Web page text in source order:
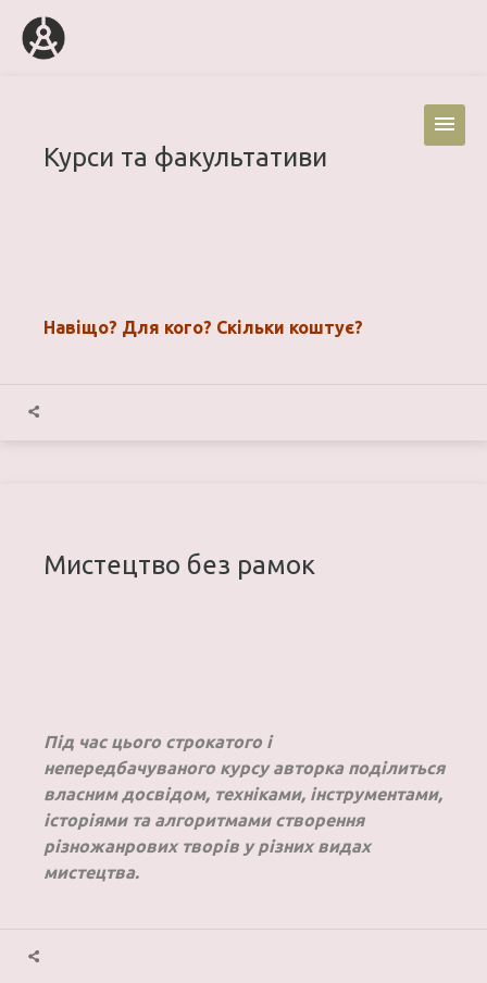
Курси та факультативи
Навіщо? Для кого? Скільки коштує?
Мистецтво без рамок
Під час цього строкатого і
непередбачуваного курсу авторка поділиться
власним досвідом, техніками, інструментами,
історіями та алгоритмами створення
різножанрових творів у різних видах
мистецтва.